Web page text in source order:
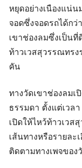
หยุดอย่างเนืองแน่
จอดซึ่งจอดรถได้กว่
เขาช่องลมซึ่งเป็นที่
ท้าวเวสสุวรรณทรง
คัน
ทางวัดเขาช่องลมเ
ธรรมดา ตั้งแต่เวล
เปิดให้ไหว้ท้าวเวส
เส้นทางหรือรายละ
ติดตามทางเพจของ